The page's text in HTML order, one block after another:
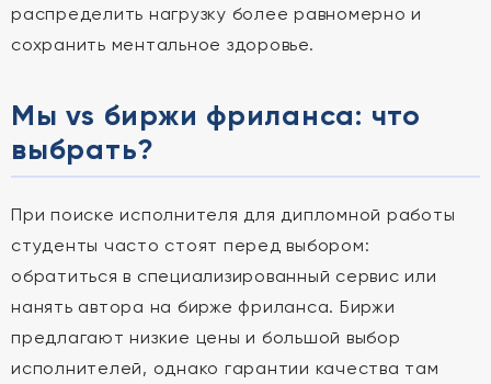
распределить нагрузку более равномерно и
сохранить ментальное здоровье.
Мы vs биржи фриланса: что
выбрать?
При поиске исполнителя для дипломной работы
студенты часто стоят перед выбором:
обратиться в специализированный сервис или
нанять автора на бирже фриланса. Биржи
предлагают низкие цены и большой выбор
исполнителей, однако гарантии качества там